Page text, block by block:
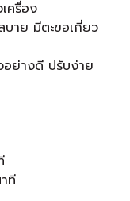
ครื่อง
าย มีตะขอเกี่ยว
อย่างดี ปรับง่าย
ที